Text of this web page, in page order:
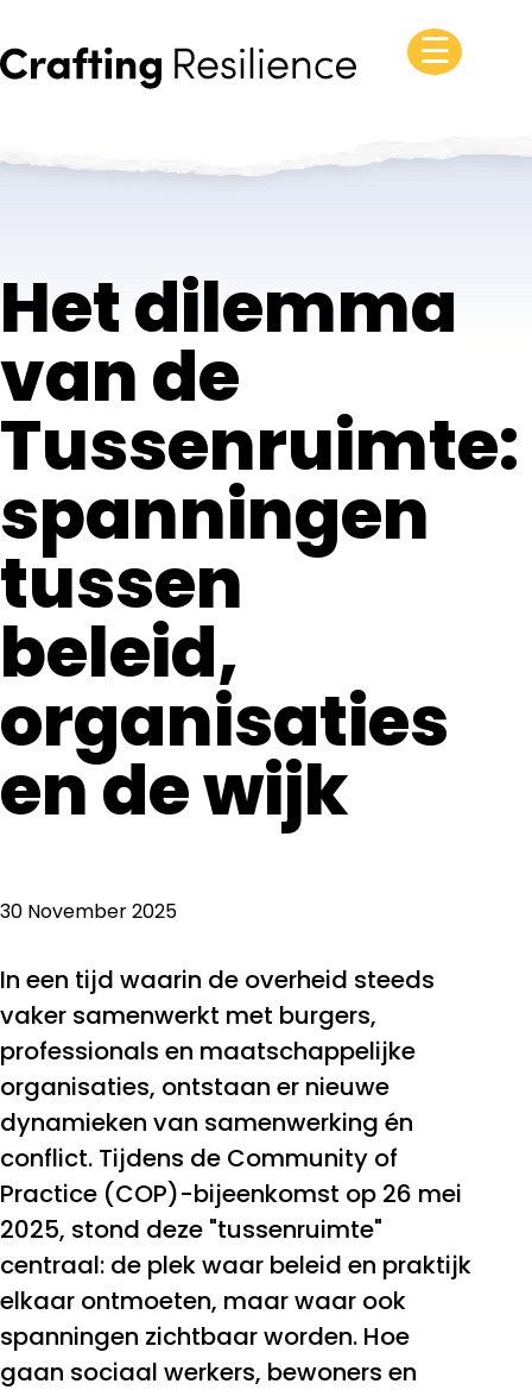
☰
Het dilemma
van de
Tussenruimte:
spanningen
tussen
beleid,
organisaties
en de wijk
30 November 2025
In een tijd waarin de overheid steeds
vaker samenwerkt met burgers,
professionals en maatschappelijke
organisaties, ontstaan er nieuwe
dynamieken van samenwerking én
conflict. Tijdens de Community of
Practice (COP)-bijeenkomst op 26 mei
2025, stond deze "tussenruimte"
centraal: de plek waar beleid en praktijk
elkaar ontmoeten, maar waar ook
spanningen zichtbaar worden. Hoe
gaan sociaal werkers, bewoners en